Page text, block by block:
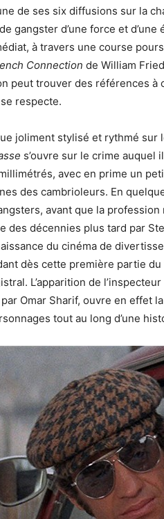
de ses six diffusions sur la
gangster d’une force et
à travers une course
Connection de William
peut trouver des références
respecte.
joliment stylisé et rythmé sur
s’ouvre sur le crime auquel
avec en prime un
des cambrioleurs. En
avant que la
des décennies plus tard par
du cinéma de
dès cette première partie du
L’apparition de
Omar Sharif, ouvre en effet
tout au long d’une